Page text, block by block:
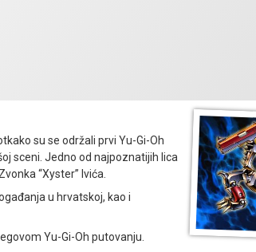
su se održali prvi Yu-Gi-Oh
sceni. Jedno od najpoznatijih lica
“Xyster” Ivića.
u hrvatskoj, kao i
Yu-Gi-Oh putovanju.